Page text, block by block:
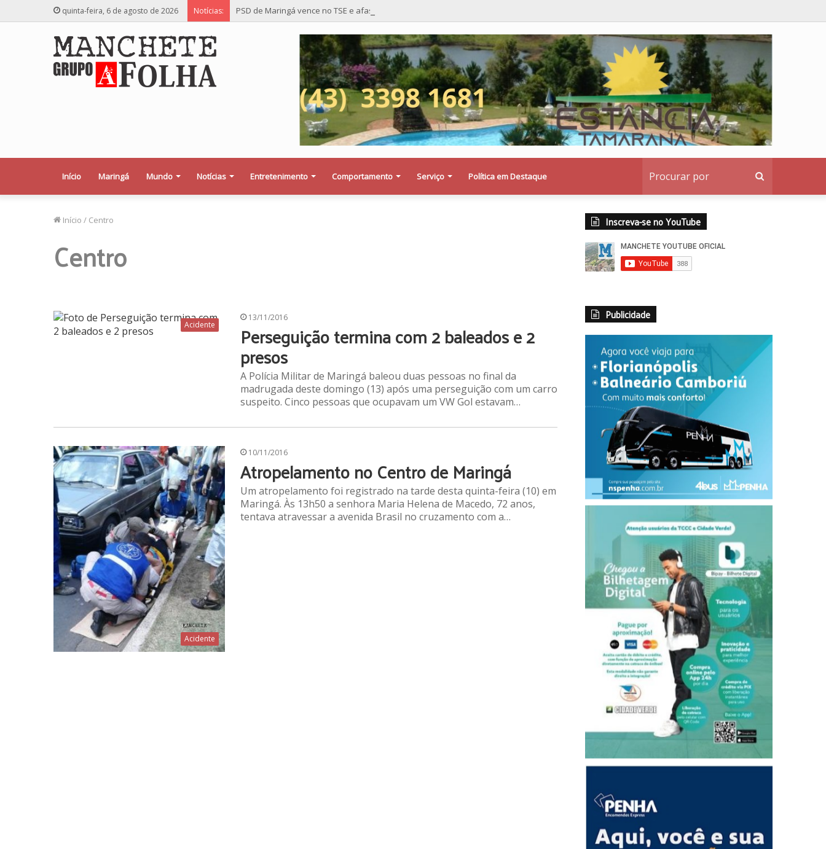
quinta-feira, 6 de agosto de 2026 Notícias: PSD de Maringá vence no TSE e afasta risco de mudança nas cadeiras da Câmara
Início Maringá Mundo Notícias Entretenimento Comportamento Serviço Política em Destaque
Início / Centro
Centro
Acidente
13/11/2016
Perseguição termina com 2 baleados e 2
presos
A Polícia Militar de Maringá baleou duas pessoas no final da
madrugada deste domingo (13) após uma perseguição com um carro
suspeito. Cinco pessoas que ocupavam um VW Gol estavam…
Acidente
10/11/2016
Atropelamento no Centro de Maringá
Um atropelamento foi registrado na tarde desta quinta-feira (10) em
Maringá. Às 13h50 a senhora Maria Helena de Macedo, 72 anos,
tentava atravessar a avenida Brasil no cruzamento com a…
Inscreva-se no YouTube
Publicidade